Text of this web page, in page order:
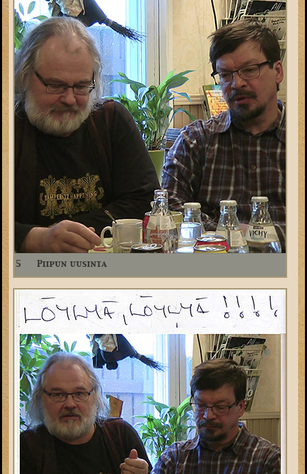
5 Piipun uusinta